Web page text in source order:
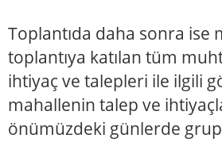
Toplantıda daha sonra ise
toplantıya katılan tüm
ihtiyaç ve talepleri ile ilgili
mahallenin talep ve
önümüzdeki günlerde